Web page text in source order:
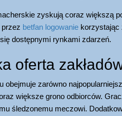
zyskują coraz większą
betfan logowanie korzystając
dostępnymi rynkami zdarzeń.
oferta
obejmuje zarówno
większe grono odbiorców.
śledzonemu meczowi.